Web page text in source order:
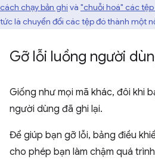
cách chạy bản ghi và "chuỗi hoá" các
tức là chuyển đổi các tệp đó thành một
Gỡ lỗi luồng người
Giống như mọi mã khác, đôi khi
người dùng đã ghi lại.
Để giúp bạn gỡ lỗi, bảng điều
cho phép bạn làm chậm quá